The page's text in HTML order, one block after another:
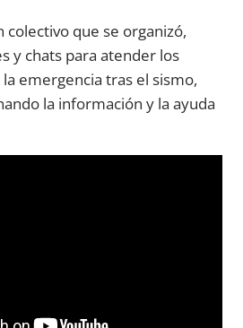
colectivo que se organizó,
y chats para atender los
emergencia tras el sismo,
la información y la ayuda